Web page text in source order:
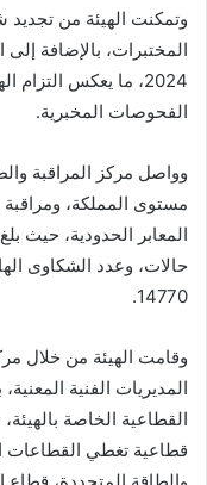
المختبرات، بالإضافة
2024، ما يعكس
الفحوصات المخبرية.
وواصل مركز المراقبة
مستوى المملكة،
14770.
وقامت الهيئة من خلال
المديريات الفنية
قطاعية تغطي القطاعات